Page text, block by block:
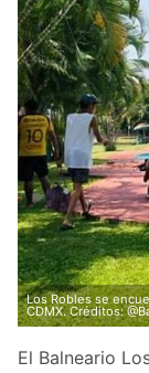
Los Robles se
CDMX. Créditos:
El Balneario